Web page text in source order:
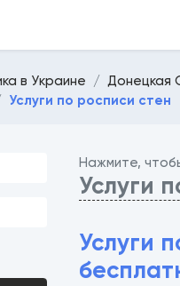
в Украине Донецкая
Услуги по росписи стен
Нажмите,
Услуги
Услуги